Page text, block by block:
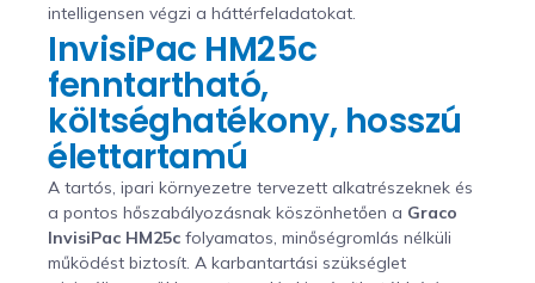
intelligensen végzi a háttérfeladatokat.
InvisiPac HM25c
fenntartható,
költséghatékony, hosszú
élettartamú
A tartós, ipari környezetre tervezett alkatrészeknek és
a pontos hőszabályozásnak köszönhetően a Graco
InvisiPac HM25c folyamatos, minőségromlás nélküli
működést biztosít. A karbantartási szükséglet